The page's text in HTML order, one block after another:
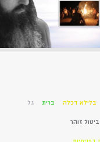
בלילא דכלה ברית גל
זוהר